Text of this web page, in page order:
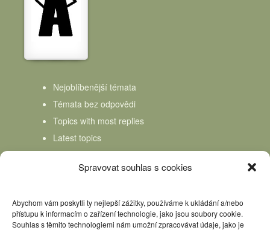
Spravovat souhlas s cookies
Abychom vám poskytli ty nejlepší zážitky, používáme k ukládání a/nebo
přístupu k informacím o zařízení technologie, jako jsou soubory cookie.
Souhlas s těmito technologiemi nám umožní zpracovávat údaje, jako je
Nejoblíbenější témata
Témata bez odpovědi
Topics with most replies
Latest topics
Topics Freshness